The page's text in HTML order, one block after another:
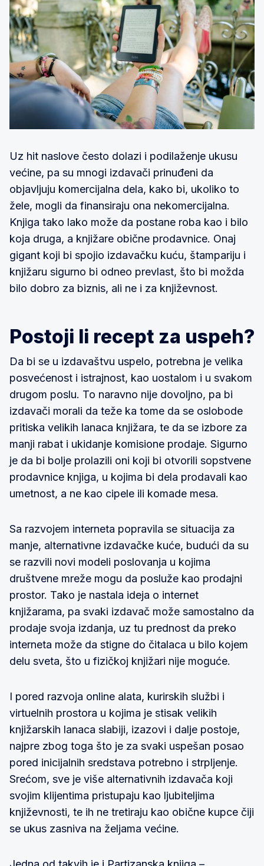
Uz hit naslove često dolazi i podilaženje ukusu
većine, pa su mnogi izdavači prinuđeni da
objavljuju komercijalna dela, kako bi, ukoliko to
žele, mogli da finansiraju ona nekomercijalna.
Knjiga tako lako može da postane roba kao i bilo
koja druga, a knjižare obične prodavnice. Onaj
gigant koji bi spojio izdavačku kuću, štampariju i
knjižaru sigurno bi odneo prevlast, što bi možda
bilo dobro za biznis, ali ne i za književnost.
Postoji li recept za uspeh?
Da bi se u izdavaštvu uspelo, potrebna je velika
posvećenost i istrajnost, kao uostalom i u svakom
drugom poslu. To naravno nije dovoljno, pa bi
izdavači morali da teže ka tome da se oslobode
pritiska velikih lanaca knjižara, te da se izbore za
manji rabat i ukidanje komisione prodaje. Sigurno
je da bi bolje prolazili oni koji bi otvorili sopstvene
prodavnice knjiga, u kojima bi dela prodavali kao
umetnost, a ne kao cipele ili komade mesa.
Sa razvojem interneta popravila se situacija za
manje, alternativne izdavačke kuće, budući da su
se razvili novi modeli poslovanja u kojima
društvene mreže mogu da posluže kao prodajni
prostor. Tako je nastala ideja o internet
knjižarama, pa svaki izdavač može samostalno da
prodaje svoja izdanja, uz tu prednost da preko
interneta može da stigne do čitalaca u bilo kojem
delu sveta, što u fizičkoj knjižari nije moguće.
I pored razvoja online alata, kurirskih službi i
virtuelnih prostora u kojima je stisak velikih
knjižarskih lanaca slabiji, izazovi i dalje postoje,
najpre zbog toga što je za svaki uspešan posao
pored inicijalnih sredstava potrebno i strpljenje.
Srećom, sve je više alternativnih izdavača koji
svojim klijentima pristupaju kao ljubiteljima
književnosti, te ih ne tretiraju kao obične kupce čiji
se ukus zasniva na željama većine.